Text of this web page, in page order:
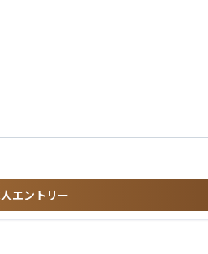
りがいを感じやすいです。
た報酬を得ることができます。
ます。
エントリー